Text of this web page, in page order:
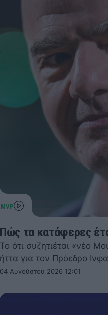
Πώς τα κατάφερες
Το ότι συζητιέται «νέο
ήττα για τον Πρόεδρο
04 Αυγούστου 2026 12:01